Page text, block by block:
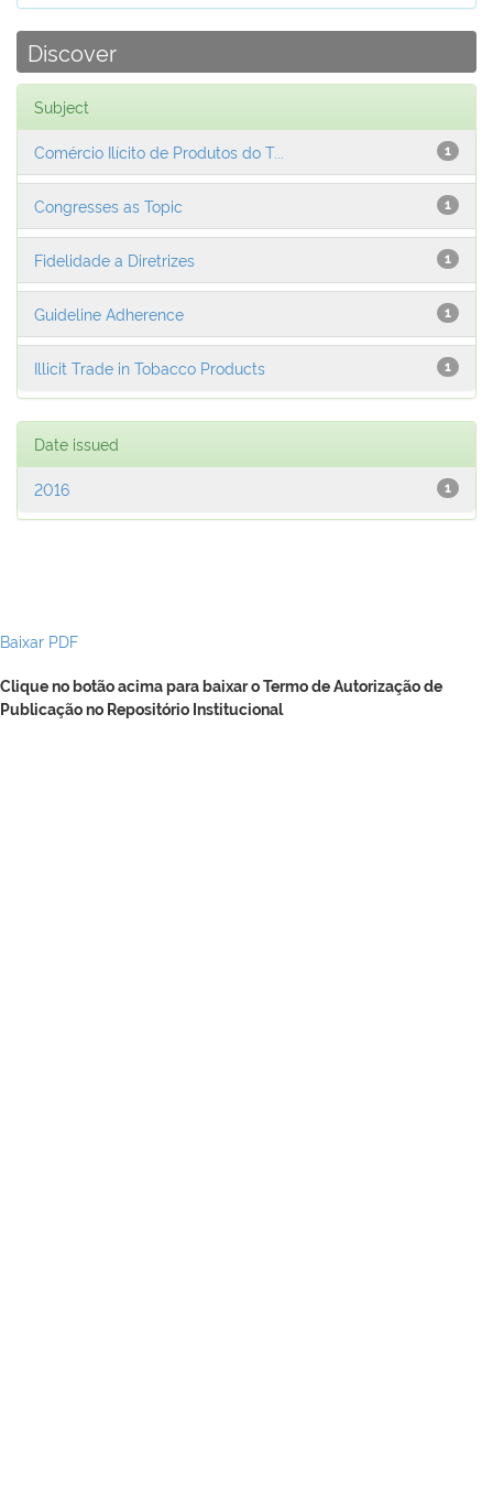
Discover
Subject
1
Comércio Ilícito de Produtos do T...
1
Congresses as Topic
1
Fidelidade a Diretrizes
1
Guideline Adherence
1
Illicit Trade in Tobacco Products
Date issued
1
2016
Baixar PDF
Clique no botão acima para baixar o Termo de Autorização de
Publicação no Repositório Institucional